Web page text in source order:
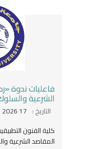
فاعليات ندوة
الشرعية
التاريخ : 17 Feb 2026
كلية الفنون
المقاصد الشرعية